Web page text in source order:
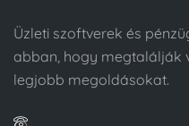
Üzleti szoftverek és
abban, hogy megtalálják
legjobb megoldásokat.